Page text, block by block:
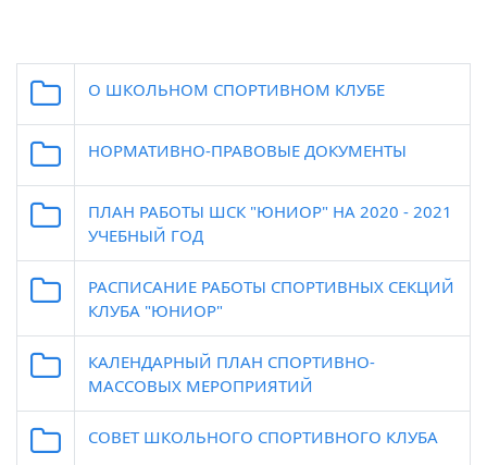
О ШКОЛЬНОМ СПОРТИВНОМ КЛУБЕ
НОРМАТИВНО-ПРАВОВЫЕ ДОКУМЕНТЫ
ПЛАН РАБОТЫ ШСК "ЮНИОР" НА 2020 - 2021
УЧЕБНЫЙ ГОД
РАСПИСАНИЕ РАБОТЫ СПОРТИВНЫХ СЕКЦИЙ
КЛУБА "ЮНИОР"
КАЛЕНДАРНЫЙ ПЛАН СПОРТИВНО-
МАССОВЫХ МЕРОПРИЯТИЙ
СОВЕТ ШКОЛЬНОГО СПОРТИВНОГО КЛУБА